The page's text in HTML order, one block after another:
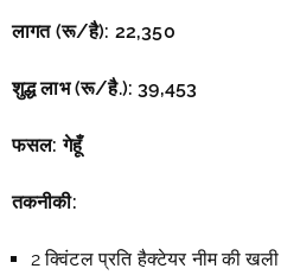
लागत (रू/है): 22,350
शुद्ध लाभ (रू/है.):39,453
फसल: गेहूँ
तकनीकी:
2 क्विंटल प्रति हैक्टेयर नीम की खली